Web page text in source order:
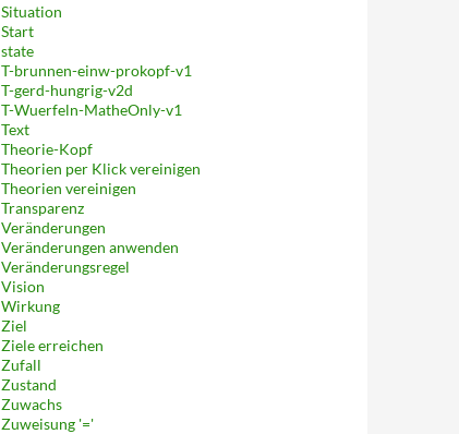
Situation
Start
state
T-brunnen-einw-prokopf-v1
T-gerd-hungrig-v2d
T-Wuerfeln-MatheOnly-v1
Text
Theorie-Kopf
Theorien per Klick vereinigen
Theorien vereinigen
Transparenz
Veränderungen
Veränderungen anwenden
Veränderungsregel
Vision
Wirkung
Ziel
Ziele erreichen
Zufall
Zustand
Zuwachs
Zuweisung '='